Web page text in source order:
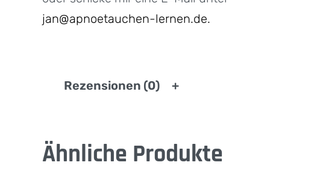
jan@apnoetauchen-lernen.de.
Rezensionen (0)
Ähnliche Produkte